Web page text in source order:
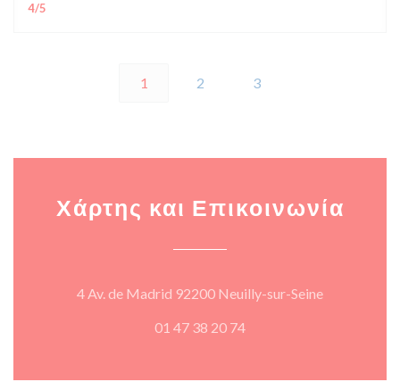
4/5
1 2 3
Χάρτης και Επικοινωνία
4 Av. de Madrid 92200 Neuilly-sur-Seine((ανοίγει
01 47 38 20 74